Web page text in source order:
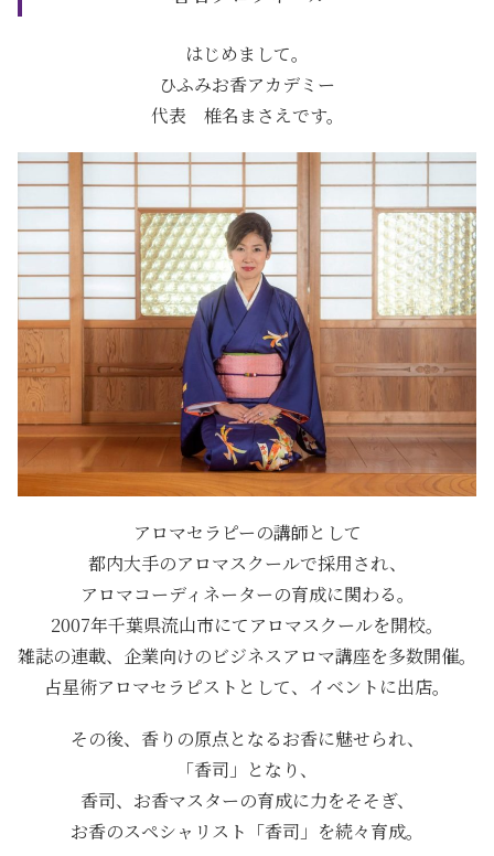
はじめまして。
ひふみお香アカデミー
代表 椎名まさえです。
アロマセラピーの講師として
都内大手のアロマスクールで採用され、
アロマコーディネーターの育成に関わる。
2007年千葉県流山市にてアロマスクールを開校。
雑誌の連載、企業向けのビジネスアロマ講座を多数開催。
占星術アロマセラピストとして、イベントに出店。
その後、香りの原点となるお香に魅せられ、
「香司」となり、
香司、お香マスターの育成に力をそそぎ、
お香のスペシャリスト「香司」を続々育成。